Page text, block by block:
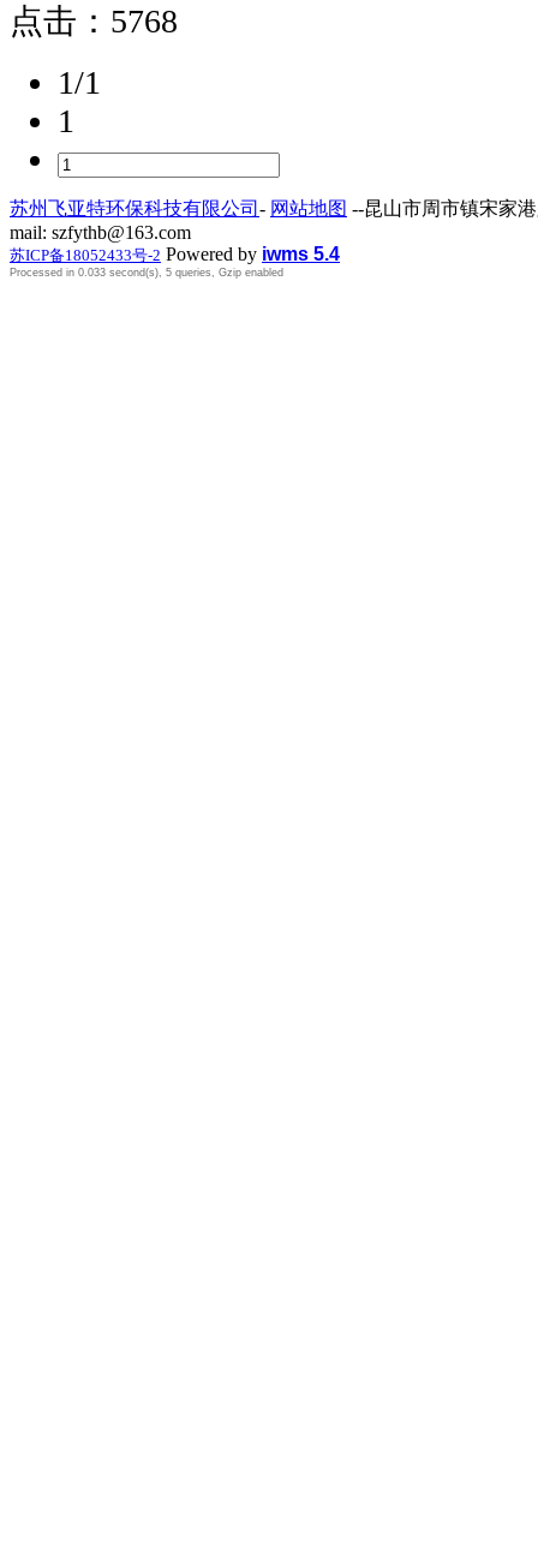
点击： 5768
1/1
1
苏州飞亚特环保科技有限公司 - 网站地图 --昆山市周市镇宋家
mail: szfythb@163.com
苏ICP备18052433号-2 Powered by iwms 5.4
Processed in 0.033 second(s), 5 queries, Gzip enabled